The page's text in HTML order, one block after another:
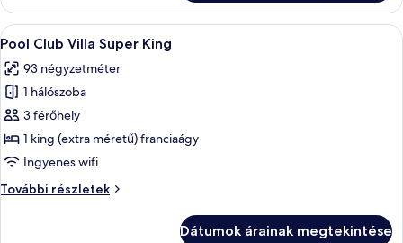
A
következő
szoba
összes
képének
megtekintése:
Pool
Villa
Egy modern ház úszómedencével,
9
Pool Club Villa Super King
93 négyzetméter
1 hálószoba
3 férőhely
1 king (extra méretű) franciaágy
Ingyenes wifi
További részletek
Pool
Dátumok árainak megtekintése